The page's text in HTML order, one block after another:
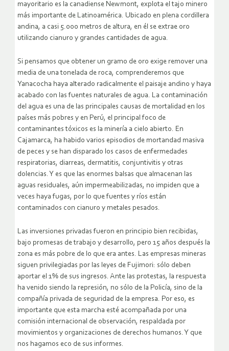
mayoritario es la canadiense Newmont, explota el tajo minero
más importante de Latinoamérica. Ubicado en plena cordillera
andina, a casi 5.000 metros de altura, en él se extrae oro
utilizando cianuro y grandes cantidades de agua.
Si pensamos que obtener un gramo de oro exige remover una
media de una tonelada de roca, comprenderemos que
Yanacocha haya alterado radicalmente el paisaje andino y haya
acabado con las fuentes naturales de agua. La contaminación
del agua es una de las principales causas de mortalidad en los
países más pobres y en Perú, el principal foco de
contaminantes tóxicos es la minería a cielo abierto. En
Cajamarca, ha habido varios episodios de mortandad masiva
de peces y se han disparado los casos de enfermedades
respiratorias, diarreas, dermatitis, conjuntivitis y otras
dolencias. Y es que las enormes balsas que almacenan las
aguas residuales, aún impermeabilizadas, no impiden que a
veces haya fugas, por lo que fuentes y ríos están
contaminados con cianuro y metales pesados.
Las inversiones privadas fueron en principio bien recibidas,
bajo promesas de trabajo y desarrollo, pero 15 años después la
zona es más pobre de lo que era antes. Las empresas mineras
siguen privilegiadas por las leyes de Fujimori: sólo deben
aportar el 1% de sus ingresos. Ante las protestas, la respuesta
ha venido siendo la represión, no sólo de la Policía, sino de la
compañía privada de seguridad de la empresa. Por eso, es
importante que esta marcha esté acompañada por una
comisión internacional de observación, respaldada por
movimientos y organizaciones de derechos humanos. Y que
nos hagamos eco de sus informes.